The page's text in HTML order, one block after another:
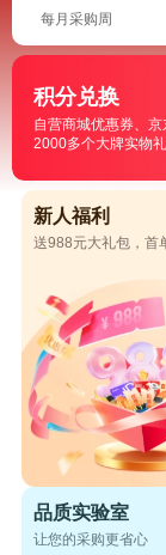
每月采购周
积分兑换
自营商城优惠券、京
2000多个大牌实物
新人福利
送988元大礼包，首
品质实验室
让您的采购更省心